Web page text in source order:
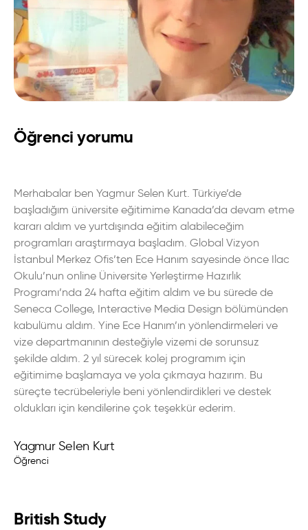
Öğrenci yorumu
Merhabalar ben Yagmur Selen Kurt. Türkiye’de
başladığım üniversite eğitimime Kanada’da devam etme
kararı aldım ve yurtdışında eğitim alabileceğim
programları araştırmaya başladım. Global Vizyon
İstanbul Merkez Ofis’ten Ece Hanım sayesinde önce Ilac
Okulu’nun online Üniversite Yerleştirme Hazırlık
Programı’nda 24 hafta eğitim aldım ve bu sürede de
Seneca College, Interactive Media Design bölümünden
kabulümu aldım. Yine Ece Hanım’ın yönlendirmeleri ve
vize departmanının desteğiyle vizemi de sorunsuz
şekilde aldım. 2 yıl sürecek kolej programım için
eğitimime başlamaya ve yola çıkmaya hazırım. Bu
süreçte tecrübeleriyle beni yönlendirdikleri ve destek
oldukları için kendilerine çok teşekkür ederim.
Yagmur Selen Kurt
Öğrenci
British Study